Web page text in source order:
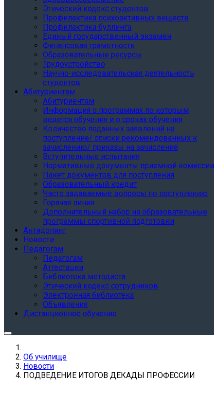
Этический кодекс студентов
Профилактика психоактивных веществ
Профилактика буллинга
Единый государственный экзамен
Финансовая грамотность
Образовательные ресурсы
Трудоустройство
Научно-исследовательская деятельность
студентов
Абитуриентам
Абитуриентам
Информация о программах по которым
ведется обучения и о сроках обучения
Количество поданных заявлений на
поступление/ списки рекомендованных к
зачислению/ приказы на зачисление
Вступительные испытания
Нормативные документы приемной комиссии
Пакет документов для поступления
Образовательный кредит
Часто задаваемые вопросы по поступлению
Горячая линия
Дополнительный набор на образовательные
программы спортивной подготовки
Антидопинг
Новости
Педагогам
Педагогам
Аттестации
Библиотека методиста
Этический кодекс сотрудников
Электронная библиотека
Объявления
Дистанционное обучение
Об училище
Новости
ПОДВЕДЕНИЕ ИТОГОВ ДЕКАДЫ ПРОФЕССИИ